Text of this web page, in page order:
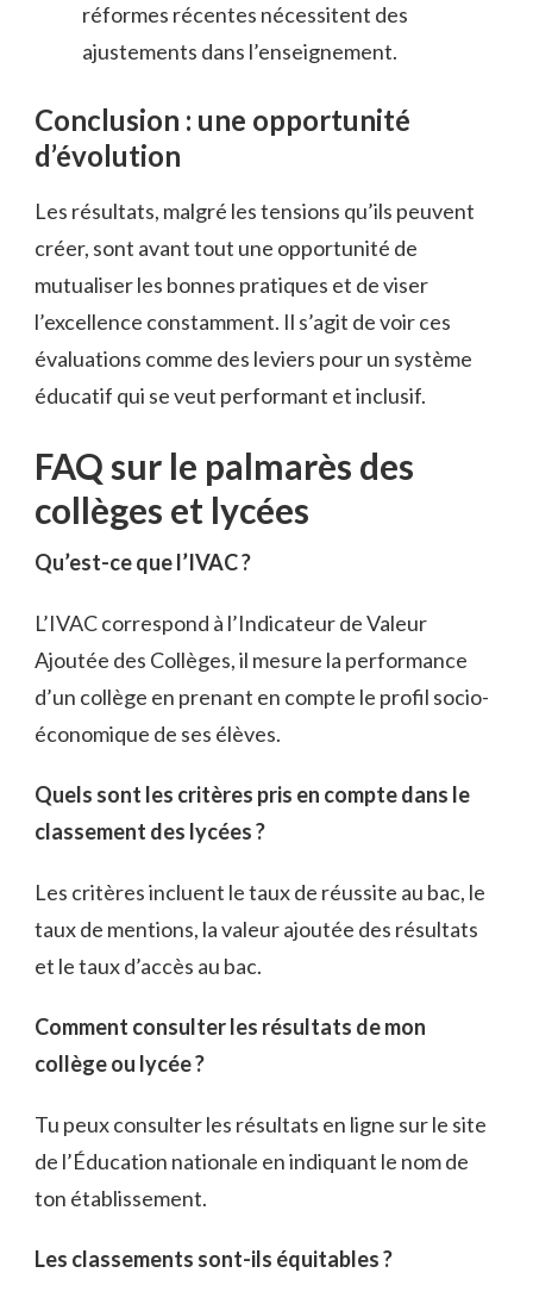
réformes récentes nécessitent des
ajustements dans l’enseignement.
Conclusion : une opportunité
d’évolution
Les résultats, malgré les tensions qu’ils peuvent
créer, sont avant tout une opportunité de
mutualiser les bonnes pratiques et de viser
l’excellence constamment. Il s’agit de voir ces
évaluations comme des leviers pour un système
éducatif qui se veut performant et inclusif.
FAQ sur le palmarès des
collèges et lycées
Qu’est-ce que l’IVAC ?
L’IVAC correspond à l’Indicateur de Valeur
Ajoutée des Collèges, il mesure la performance
d’un collège en prenant en compte le profil socio-
économique de ses élèves.
Quels sont les critères pris en compte dans le
classement des lycées ?
Les critères incluent le taux de réussite au bac, le
taux de mentions, la valeur ajoutée des résultats
et le taux d’accès au bac.
Comment consulter les résultats de mon
collège ou lycée ?
Tu peux consulter les résultats en ligne sur le site
de l’Éducation nationale en indiquant le nom de
ton établissement.
Les classements sont-ils équitables ?